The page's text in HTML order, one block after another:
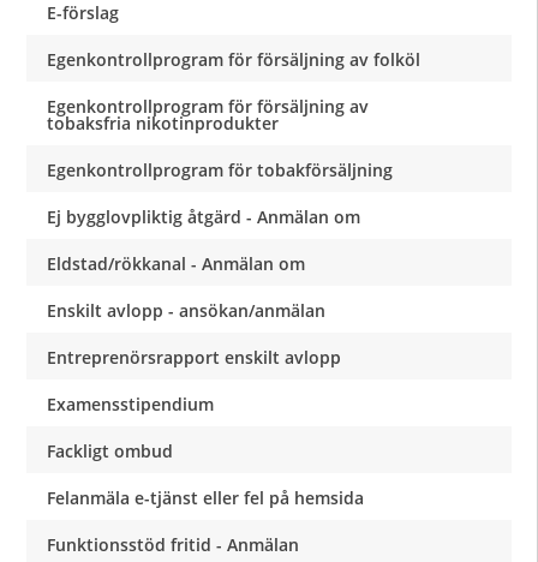
E-förslag
Egenkontrollprogram för försäljning av folköl
Egenkontrollprogram för försäljning av
tobaksfria nikotinprodukter
Egenkontrollprogram för tobakförsäljning
Ej bygglovpliktig åtgärd - Anmälan om
Eldstad/rökkanal - Anmälan om
Enskilt avlopp - ansökan/anmälan
Entreprenörsrapport enskilt avlopp
Examensstipendium
Fackligt ombud
Felanmäla e-tjänst eller fel på hemsida
Funktionsstöd fritid - Anmälan